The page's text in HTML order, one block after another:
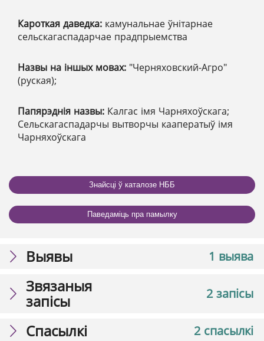
Кароткая даведка: камунальнае ўнітарнае
сельскагаспадарчае прадпрыемства
Назвы на іншых мовах: "Черняховский-Агро"
(руская);
Папярэднія назвы: Калгас імя Чарняхоўскага;
Сельскагаспадарчы вытворчы кааператыў імя
Чарняхоўскага
Знайсці ў каталозе НББ
Паведаміць пра памылку
1 выява
Выявы
2 запісы
Звязаныя
запісы
2 спасылкі
Спасылкі